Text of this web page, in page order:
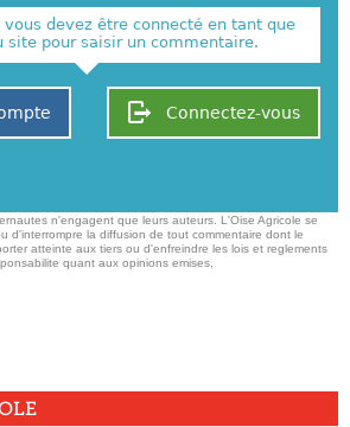
vous devez être connecté en tant que
site pour saisir un commentaire.
Connectez-vous
n'engagent que leurs auteurs. L'Oise Agricole se
d'interrompre la diffusion de tout commentaire dont le
atteinte aux tiers ou d'enfreindre les lois et reglements
quant aux opinions emises,